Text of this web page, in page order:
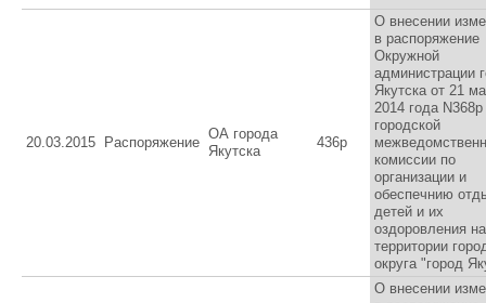
20.03.2015 Распоряжение
ОА города
Якутска
436р
О внесении
в распоряжение
Окружной
администрации
Якутска от 21
2014 года
городской
комиссии по
организации и
обеспечнию
детей и их
оздоровления на
территории
округа "город
О внесении